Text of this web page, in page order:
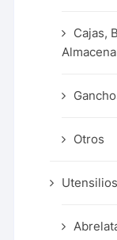
Cajas,
Otros